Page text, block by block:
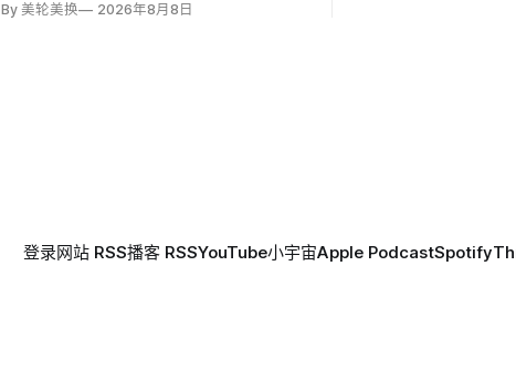
接种计划、自闭症研究和家长选择权，内
By 美轮美换 2026年8月8日
登录网站 RSS播客 RSSYouTube小宇宙Apple PodcastSpotify